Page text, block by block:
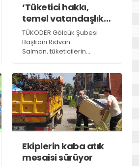
‘Tüketici hakkı,
temel vatandaşlık
hakkıdır’
TÜKODER Gölcük Şubesi
Başkanı Rıdvan
Salman, tüketicilerin
tedbirler hakkında
açıklamalarda bulundu.
Salman, “Unutulmamalıdır ki
tüketici hakkı, temel bir
vatandaşlık hakkıdır” dedi
Ekiplerin kaba atık
mesaisi sürüyor